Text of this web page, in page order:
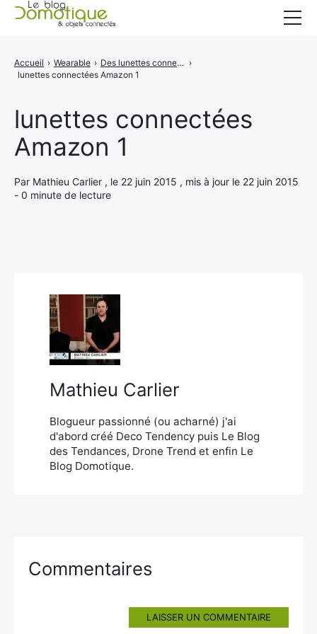
lunettes connectées
Amazon 1
Par Mathieu Carlier , le 22 juin 2015 , mis à jour le 22 juin 2015
- 0 minute de lecture
Accueil › Wearable › Des lunettes connectées Amazon bientôt commercialisées ? ›
lunettes connectées Amazon 1
Mathieu Carlier
Blogueur passionné (ou acharné) j'ai
d'abord créé Deco Tendency puis Le Blog
des Tendances, Drone Trend et enfin Le
Blog Domotique.
Commentaires
LAISSER UN COMMENTAIRE
Catégories
A propos
CONTACT
: